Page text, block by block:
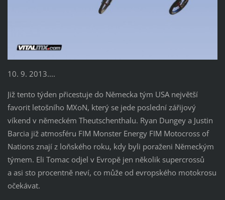
10. 9. 2013....
Již tento týden přicestuje do Německa tým USA největší
favorit letošního MXoN, který se jede poslední zářijový
víkend v německém Theutschenthalu. Ryan Dungey a Justin
Barcia již atmosféru FIM Monster Energy FIM Motocross of
Nations znají z loňského roku, kdy byli poraženi Německým
týmem. Eli Tomac odjel v Evropě jen několik supercrossů
a asi sto procentně neví, co může od evropského motokrosu
očekávat.